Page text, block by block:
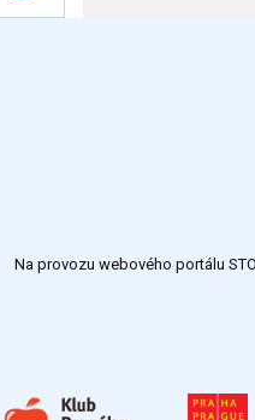
Na provozu webového portálu